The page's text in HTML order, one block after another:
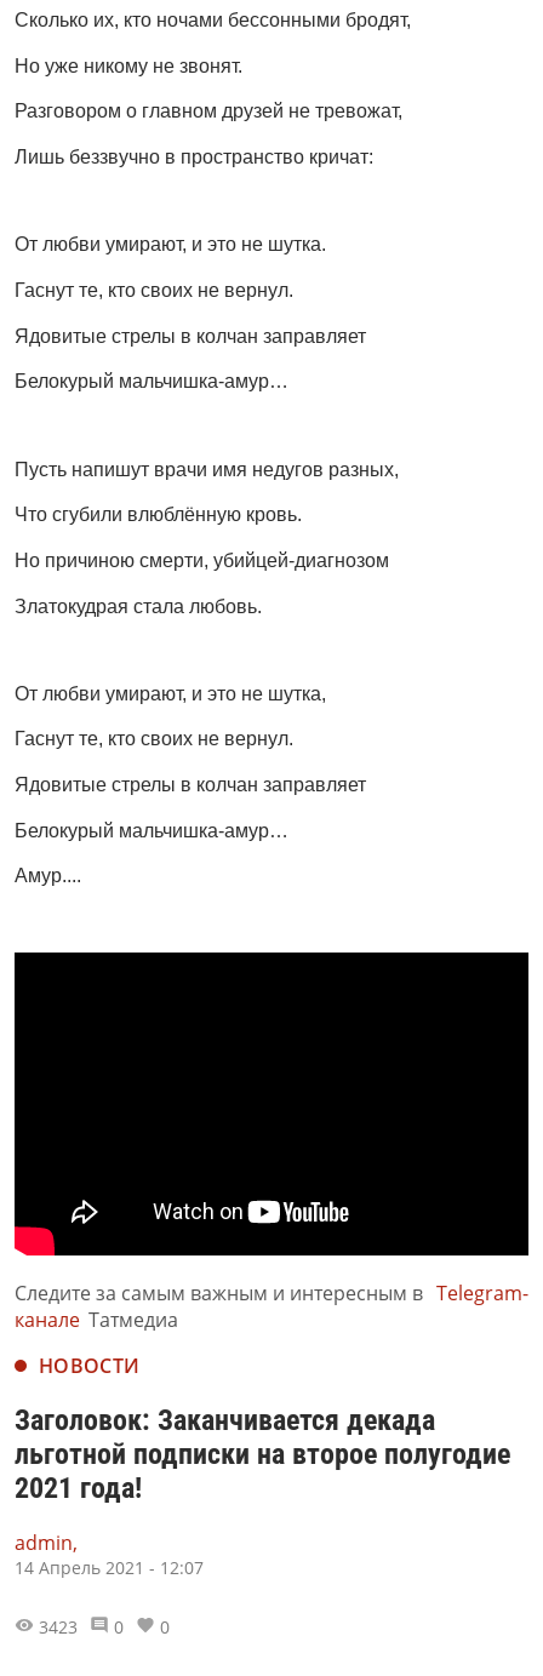
Сколько их, кто ночами бессонными бродят,
Но уже никому не звонят.
Разговором о главном друзей не тревожат,
Лишь беззвучно в пространство кричат:
От любви умирают, и это не шутка.
Гаснут те, кто своих не вернул.
Ядовитые стрелы в колчан заправляет
Белокурый мальчишка-амур…
Пусть напишут врачи имя недугов разных,
Что сгубили влюблённую кровь.
Но причиною смерти, убийцей-диагнозом
Златокудрая стала любовь.
От любви умирают, и это не шутка,
Гаснут те, кто своих не вернул.
Ядовитые стрелы в колчан заправляет
Белокурый мальчишка-амур…
Амур....
Следите за самым важным и интересным в Telegram-
канале Татмедиа
НОВОСТИ
Заголовок: Заканчивается декада
льготной подписки на второе полугодие
2021 года!
admin,
14 Апрель 2021 - 12:07
3423 0 0